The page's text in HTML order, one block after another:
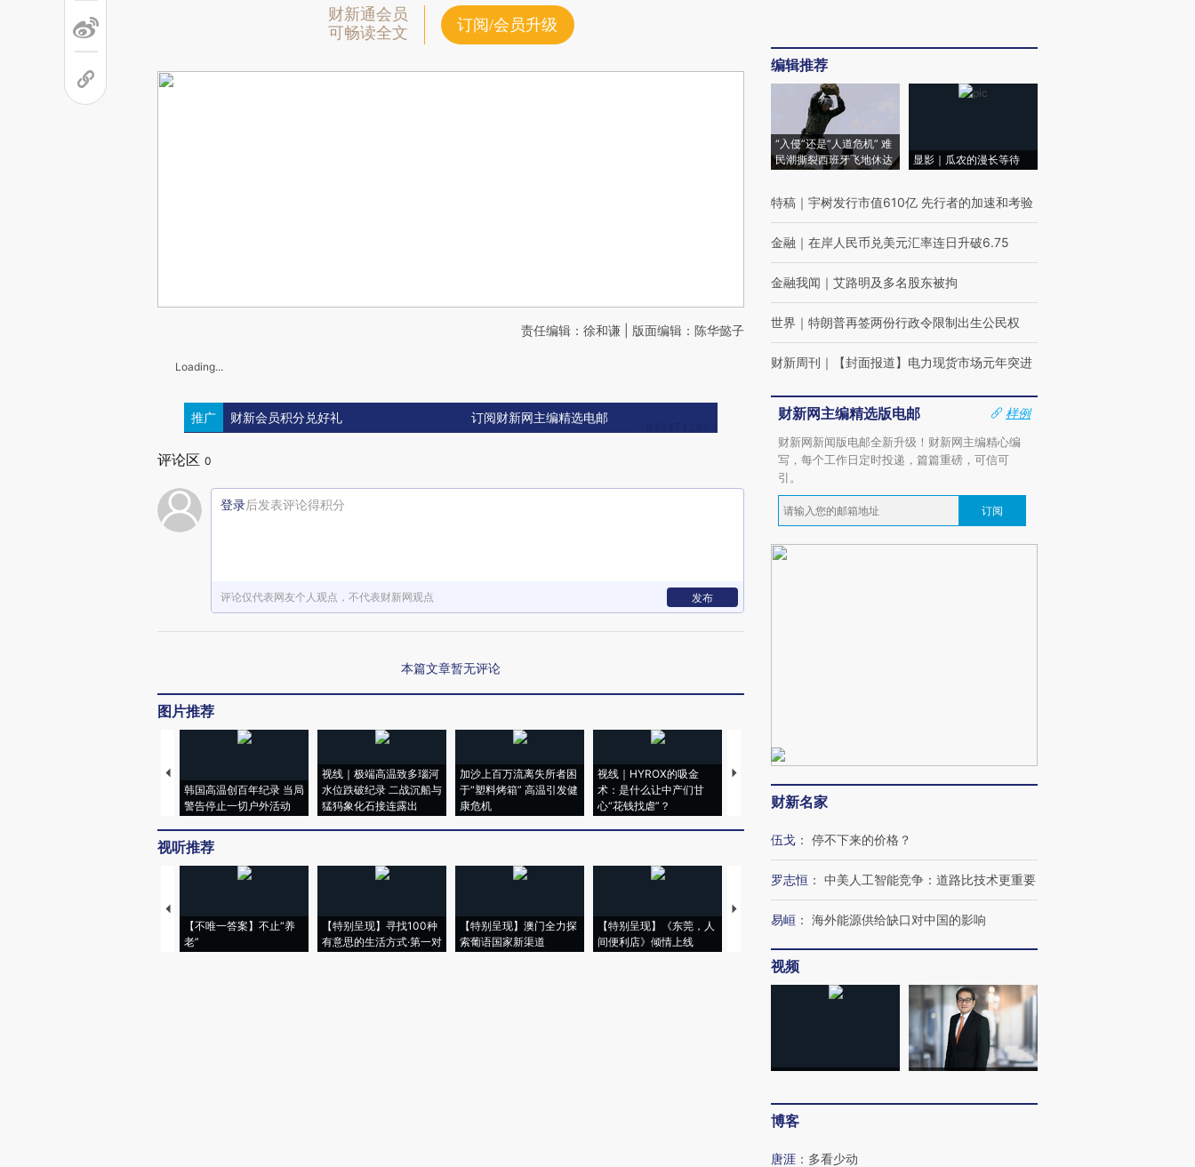
财新通会员
可畅读全文
订阅/会员升级
责任编辑：徐和谦 | 版面编辑：陈华懿子
Loading...
推广 财新会员积分兑好礼 订阅财新网主编精选电邮
评论区 0
登录后发表评论得积分
评论仅代表网友个人观点，不代表财新网观点 发布
本篇文章暂无评论
图片推荐
韩国高温创百年纪录 当局
警告停止一切户外活动
视线｜极端高温致多瑙河
水位跌破纪录 二战沉船与
猛犸象化石接连露出
加沙上百万流离失所者困
于“塑料烤箱” 高温引发健
康危机
视线｜HYROX的吸金
术：是什么让中产们甘
心“花钱找虐”？
马航飞行员跨国走私7万
粒摇头丸 尿检体内含3种
度Z世代 用街头抗争将教
机”？难民潮撕裂西班牙
视听推荐
【不唯一答案】不止“养
老”
【特别呈现】寻找100种
有意思的生活方式·第一对
【特别呈现】澳门全力探
索葡语国家新渠道
【特别呈现】《东莞，人
间便利店》倾情上线
【推广】走进第四届链博
会，让数智科技“链”接产
【特别呈现】寻找100种
编辑推荐
“入侵”还是“人道危机” 难
民潮撕裂西班牙飞地休达
显影｜瓜农的漫长等待
特稿 ｜ 宇树发行市值610亿 先行者的加速和考验
金融 ｜ 在岸人民币兑美元汇率连日升破6.75
金融我闻 ｜ 艾路明及多名股东被拘
世界 ｜ 特朗普再签两份行政令限制出生公民权
财新周刊 ｜ 【封面报道】电力现货市场元年突进
财新网主编精选版电邮
样例
财新网新闻版电邮全新升级！财新网主编精心编
写，每个工作日定时投递，篇篇重磅，可信可
引。
订阅
财新名家
伍戈 ： 停不下来的价格？
罗志恒 ： 中美人工智能竞争：道路比技术更重要
易峘 ： 海外能源供给缺口对中国的影响
视频
博客
唐涯 ： 多看少动